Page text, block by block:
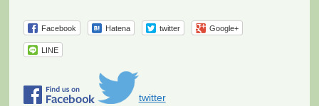
Facebook Hatena twitter Google+
LINE
twitter